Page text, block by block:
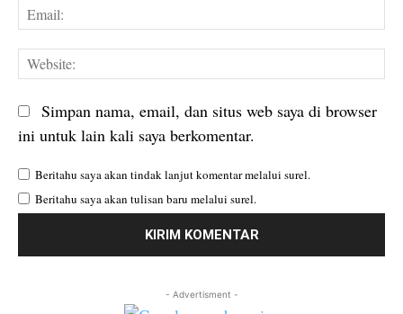
Simpan nama, email, dan situs web saya di browser
ini untuk lain kali saya berkomentar.
Beritahu saya akan tindak lanjut komentar melalui surel.
Beritahu saya akan tulisan baru melalui surel.
- Advertisment -